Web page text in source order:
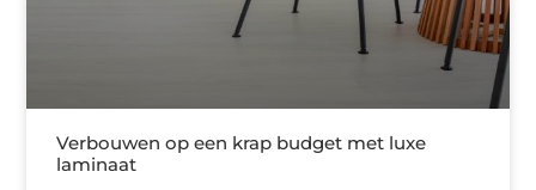
Verbouwen op een krap budget met luxe
laminaat